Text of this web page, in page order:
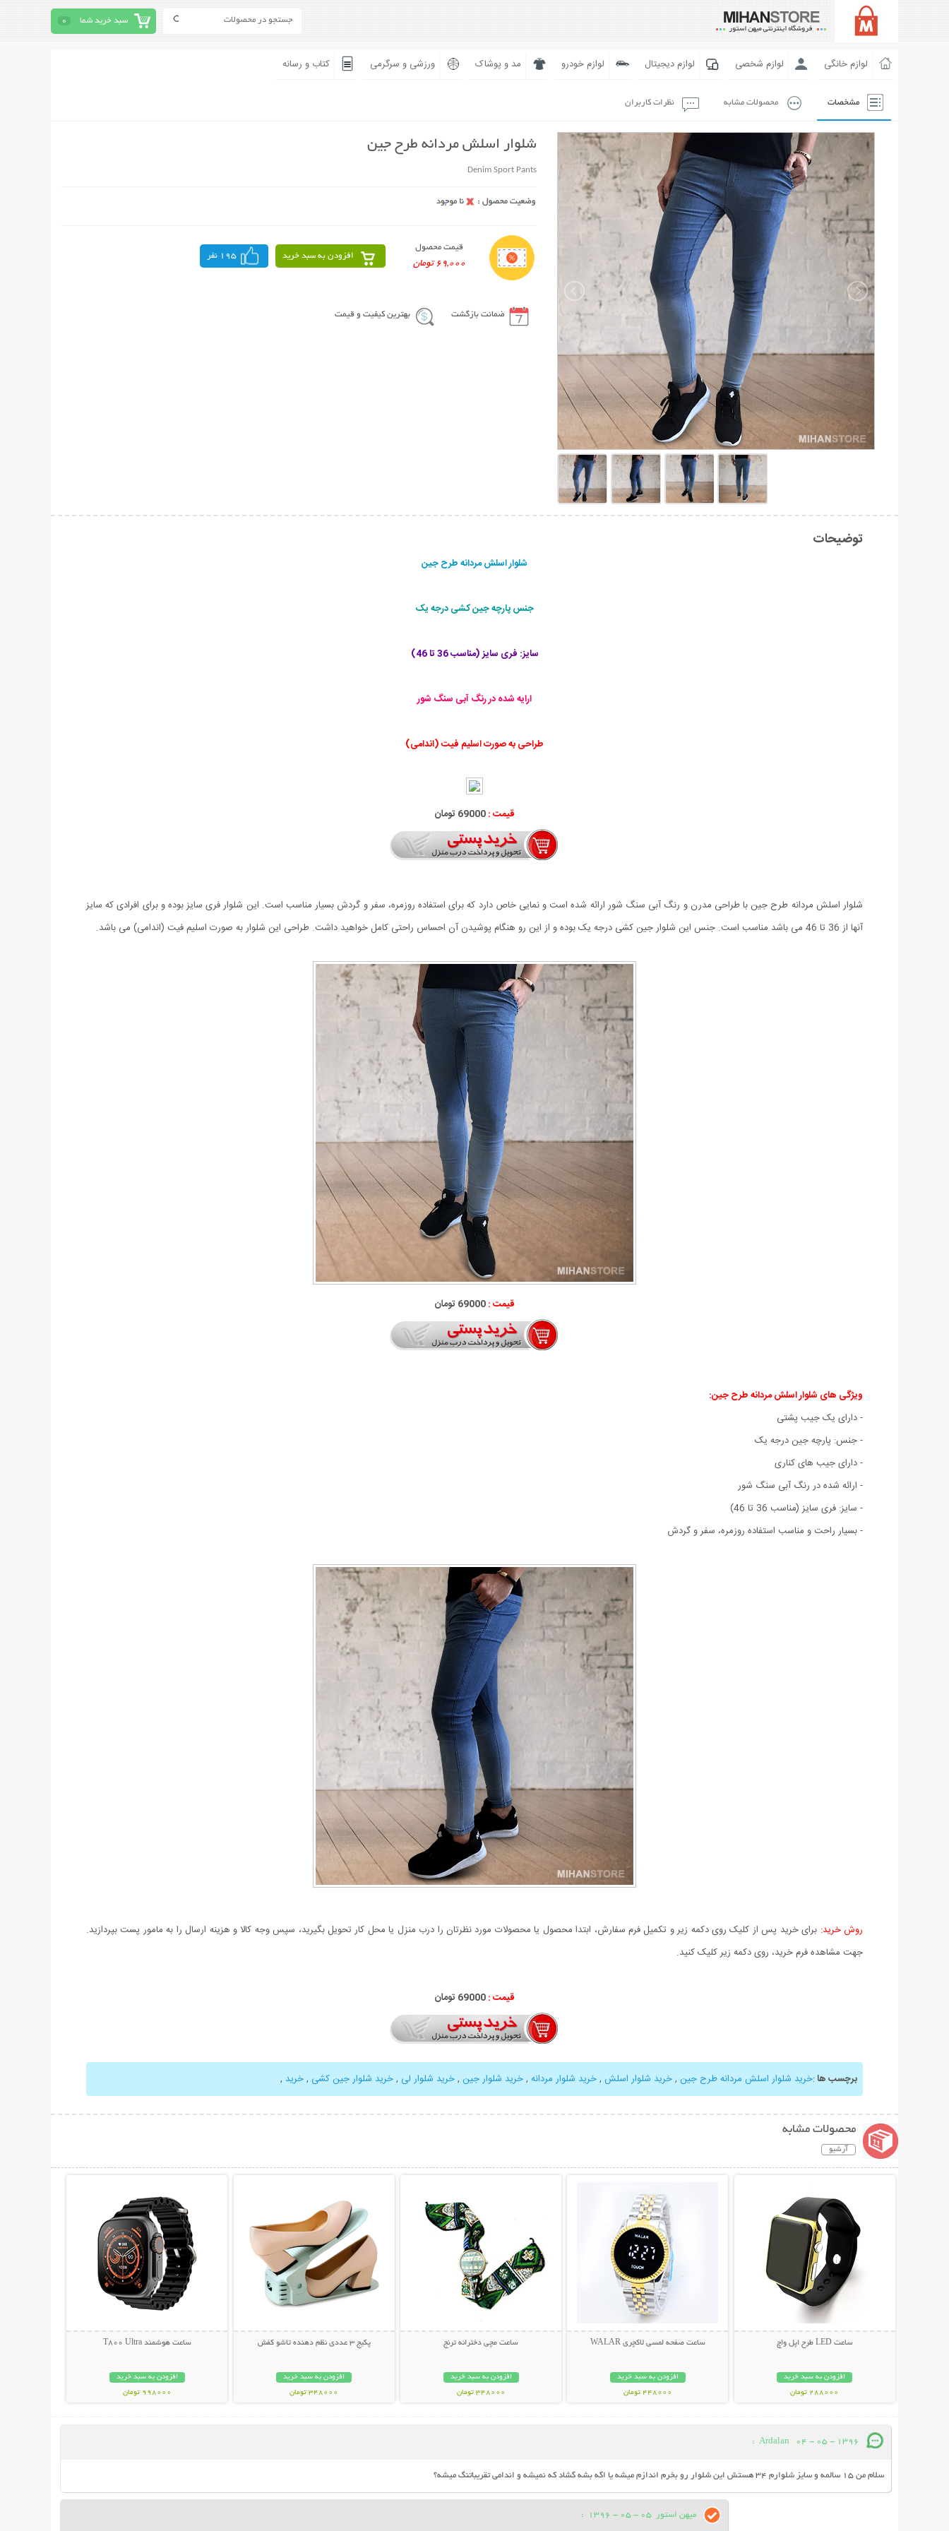
سبد خرید شما 0
لوازم خانگی لوازم شخصی لوازم دیجیتال لوازم خودرو مد و پوشاک ورزشی و سرگرمی کتاب و رسانه
مشخصات محصولات مشابه نظرات کاربران
شلوار اسلش مردانه طرح جین
Denim Sport Pants
قیمت محصول
69,000 تومان
افزودن به سبد خرید 195 نفر
ضمانت بازگشت بهترین کیفیت و قیمت
توضیحات
شلوار اسلش مردانه طرح جين
جنس پارچه جین کشی درجه یک
سایز: فری سایز (مناسب 36 تا 46)
ارایه شده در رنگ آبی سنگ شور
طراحی به صورت اسلیم فیت (اندامی)
قیمت :69000 تومان
شلوار اسلش مردانه طرح جين با طراحی مدرن و رنگ آبی سنگ شور ارائه شده است و نمایی خاص دارد که برای استفاده روزمره، سفر و گردش بسیار مناسب است. این شلوار فری سایز بوده و برای افرادی که سایز
آنها از 36 تا 46 می باشد مناسب است. جنس این شلوار جین کشی درجه یک بوده و از این رو هنگام پوشیدن آن احساس راحتی کامل خواهید داشت. طراحی این شلوار به صورت اسلیم فیت (اندامی) می باشد.
قیمت :69000 تومان
ویژگی های شلوار اسلش مردانه طرح جين:
- دارای یک جیب پشتی
- جنس: پارچه جین درجه یک
- دارای جیب های کناری
- ارائه شده در رنگ آبی سنگ شور
- سایز: فری سایز (مناسب 36 تا 46)
- بسیار راحت و مناسب استفاده روزمره، سفر و گردش
روش خرید: برای خرید پس از کلیک روی دکمه زیر و تکمیل فرم سفارش، ابتدا محصول یا محصولات مورد نظرتان را درب منزل یا محل کار تحویل بگیرید، سپس وجه کالا و هزینه ارسال را به مامور پست بپردازید.
جهت مشاهده فرم خرید، روی دکمه زیر کلیک کنید.
قیمت :69000 تومان
برچسب ها:خرید شلوار اسلش مردانه طرح جين ,خرید شلوار اسلش ,خرید شلوار مردانه ,خرید شلوار جین ,خرید شلوار لی ,خرید شلوار جین کشی ,خرید ,
محصولات مشابه
آرشیو
ساعت LED طرح اپل واچ
افزودن به سبد خرید
288000 تومان
ساعت صفحه لمسی لاکچری WALAR
افزودن به سبد خرید
448000 تومان
ساعت مچی دخترانه ترنج
افزودن به سبد خرید
348000 تومان
پکیج 3 عددی نظم دهنده تاشو کفش
افزودن به سبد خرید
348000 تومان
ساعت هوشمند T800 Ultra
افزودن به سبد خرید
998000 تومان
Ardalan 04 - 05 - 1396
:
سلام من ۱۵ سالمه و سایز شلوارم ۳۴ هستش این شلوار رو بخرم اندازم میشه یا اگه بشه گشاد که نمیشه و اندامی تقریبا‌تنگ میشه؟
میهن استور 05 - 05 - 1396
: